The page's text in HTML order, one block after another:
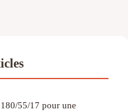
55/17 pour une